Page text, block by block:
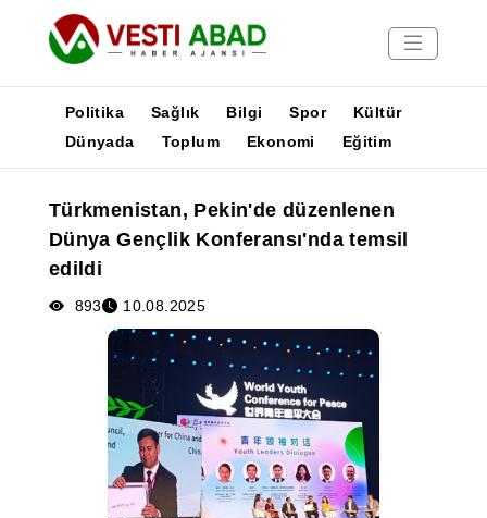
Yayınlar
Medya
Poster
Politika Sağlık Bilgi Spor
Kültür
Dünyada
Toplum Ekonomi Eğitim
Türkmenistan, Pekin'de düzenlenen
Dünya Gençlik Konferansı'nda temsil
edildi
893 10.08.2025